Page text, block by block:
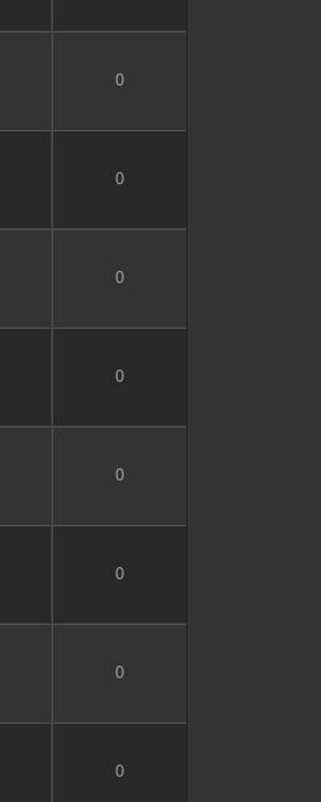
0
0
0
0
0
0
0
0